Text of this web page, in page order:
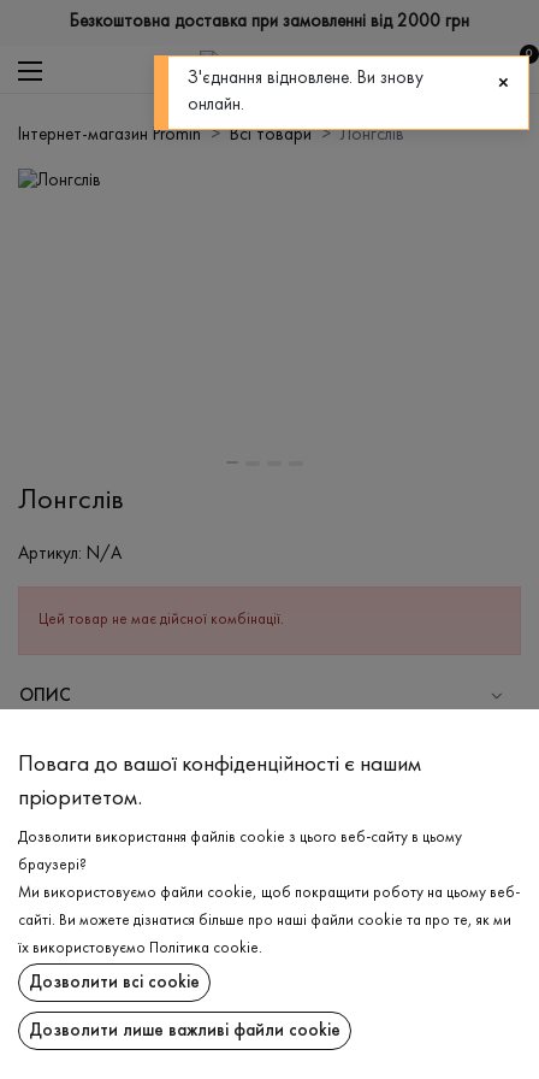
Безкоштовна доставка при замовленні від 2000 грн
0
Інтернет-магазин Promin Всі товари Лонгслів
Лонгслів
Артикул: N/A
Цей товар не має дійсної комбінації.
ОПИС
Бавовна - 95%, Еластан - 5%
Прання в холодній воді (до 30 ° C)
Відбілювання заборонено
Прасувати при середній температурі
Щадний віджим і сушка
Щадна хімчистка
ДОСТАВКА
ПОВЕРНЕННЯ
Повага до вашої конфіденційності є нашим
пріоритетом.
Дозволити використання файлів cookie з цього веб-сайту в цьому
браузері?
Ми використовуємо файли cookie, щоб покращити роботу на цьому веб-
сайті. Ви можете дізнатися більше про наші файли cookie та про те, як ми
їх використовуємо
Політика cookie.
Дозволити всі cookie
Дозволити лише важливі файли cookie
З'єднання відновлене. Ви знову
онлайн.